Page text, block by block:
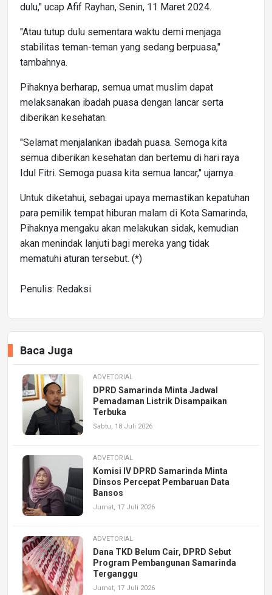
dulu," ucap Afif Rayhan, Senin, 11 Maret 2024.
"Atau tutup dulu sementara waktu demi menjaga
stabilitas teman-teman yang sedang berpuasa,"
tambahnya.
Pihaknya berharap, semua umat muslim dapat
melaksanakan ibadah puasa dengan lancar serta
diberikan kesehatan.
"Selamat menjalankan ibadah puasa. Semoga kita
semua diberikan kesehatan dan bertemu di hari raya
Idul Fitri. Semoga puasa kita semua lancar," ujarnya.
Untuk diketahui, sebagai upaya memastikan kepatuhan
para pemilik tempat hiburan malam di Kota Samarinda,
Pihaknya mengaku akan melakukan sidak, kemudian
akan menindak lanjuti bagi mereka yang tidak
mematuhi aturan tersebut. (*)
Penulis: Redaksi
Baca Juga
ADVETORIAL
DPRD Samarinda Minta Jadwal
Pemadaman Listrik Disampaikan
Terbuka
Sabtu, 18 Juli 2026
ADVETORIAL
Komisi IV DPRD Samarinda Minta
Dinsos Percepat Pembaruan Data
Bansos
Jumat, 17 Juli 2026
ADVETORIAL
Dana TKD Belum Cair, DPRD Sebut
Program Pembangunan Samarinda
Terganggu
Jumat, 17 Juli 2026